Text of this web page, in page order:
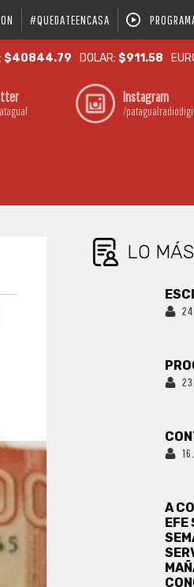
#QUEDATEENCASA
$40844.79 DOLAR:$911.58
Instagram
/
LO
A
EFE